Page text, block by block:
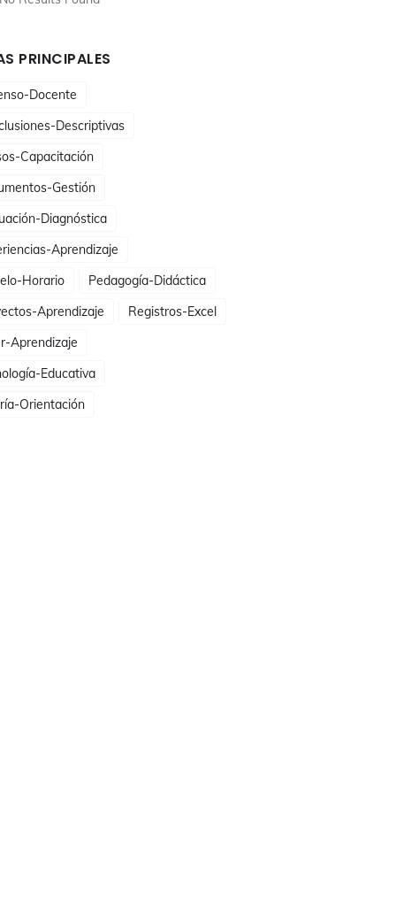
PRINCIPALES
Docente
Descriptivas
Capacitación
Gestión
Diagnóstica
Aprendizaje
Horario
Pedagogía-Didáctica
Aprendizaje
Registros-Excel
Aprendizaje
Educativa
Orientación